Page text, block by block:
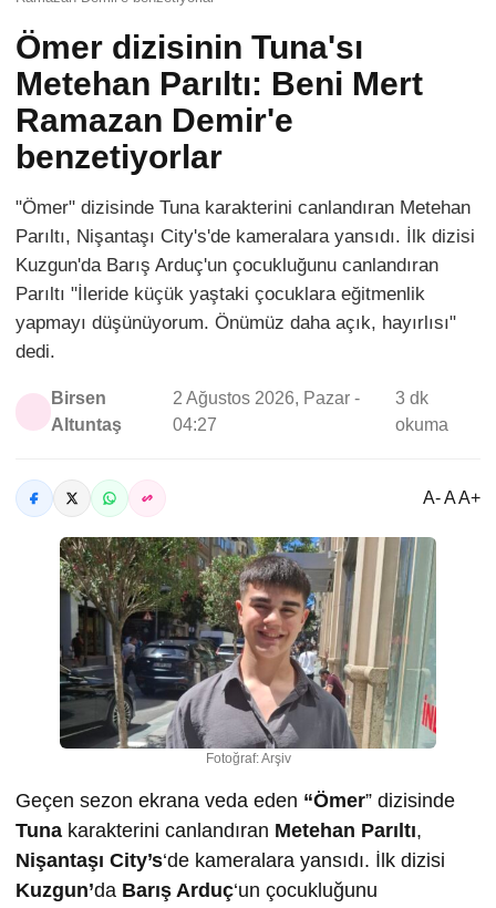
Ömer dizisinin Tuna'sı
Metehan Parıltı: Beni Mert
Ramazan Demir'e
benzetiyorlar
"Ömer" dizisinde Tuna karakterini canlandıran Metehan
Parıltı, Nişantaşı City's'de kameralara yansıdı. İlk dizisi
Kuzgun'da Barış Arduç'un çocukluğunu canlandıran
Parıltı "İleride küçük yaştaki çocuklara eğitmenlik
yapmayı düşünüyorum. Önümüz daha açık, hayırlısı"
dedi.
Birsen
Altuntaş
2 Ağustos 2026, Pazar -
04:27
3 dk
okuma
A- A A+
Fotoğraf: Arşiv
Geçen sezon ekrana veda eden “Ömer” dizisinde
Tuna karakterini canlandıran Metehan Parıltı,
Nişantaşı City’s‘de kameralara yansıdı. İlk dizisi
Kuzgun’da Barış Arduç‘un çocukluğunu